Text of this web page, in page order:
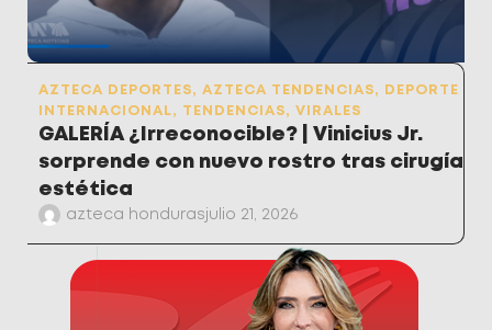
AZTECA DEPORTES, AZTECA TENDENCIAS,
DEPORTE
INTERNACIONAL, TENDENCIAS, VIRALES
GALERÍA ¿Irreconocible? | Vinicius Jr.
sorprende con nuevo rostro tras cirugía
estética
azteca hondurasjulio 21, 2026